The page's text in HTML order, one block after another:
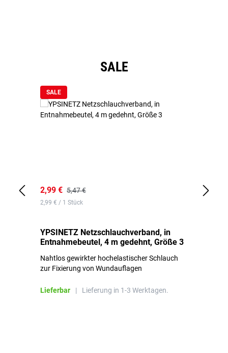
SALE
SALE
2,99 € 5,47 €
2,99 € / 1 Stück
YPSINETZ Netzschlauchverband, in
Entnahmebeutel, 4 m gedehnt, Größe 3
Nahtlos gewirkter hochelastischer Schlauch
zur Fixierung von Wundauflagen
Lieferbar | Lieferung in 1-3 Werktagen.